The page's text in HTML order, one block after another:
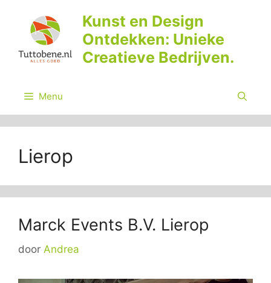
inhoud
Kunst en Design
Ontdekken: Unieke
Creatieve Bedrijven.
Menu
Lierop
Marck Events B.V. Lierop
door Andrea